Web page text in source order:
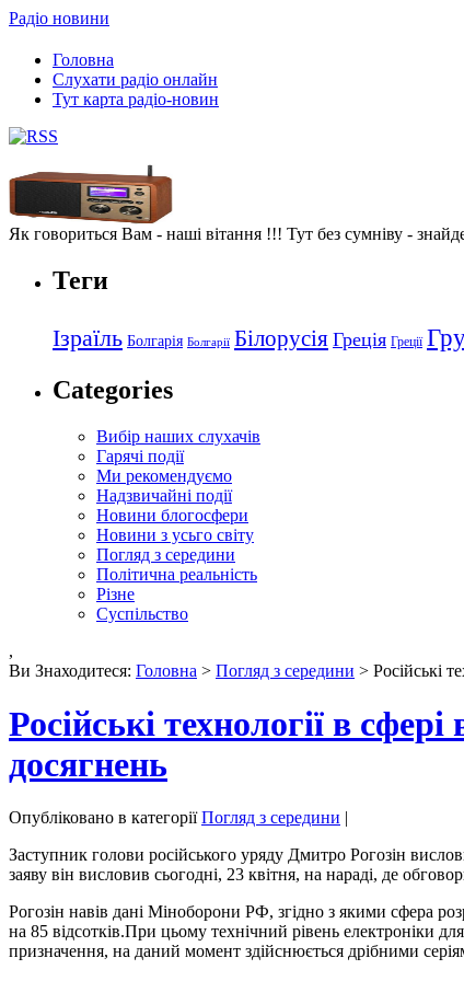
Радіо новини
Головна
Слухати радіо онлайн
Тут карта радіо-новин
Як говориться Вам - наші вітання !!! Тут без сумніву -
Теги
Ізраїль Болгарія Болгарії Білорусія Греція Греції
Categories
Вибір наших слухачів
Гарячі події
Ми рекомендуємо
Надзвичайні події
Новини блогосфери
Новини з усьго світу
Погляд з середини
Політична реальність
Різне
Суспільство
,
Ви Знаходитеся: Головна > Погляд з середини > Російські
Російські технології в
досягнень
Опубліковано в категоріїПогляд з середини |
Заступник голови російського уряду Дмитро Рогозін
заяву він висловив сьогодні, 23 квітня, на нараді, де
Рогозін навів дані Міноборони РФ, згідно з якими сфера
на 85 відсотків.При цьому технічний рівень електроніки
призначення, на даний момент здійснюється дрібними